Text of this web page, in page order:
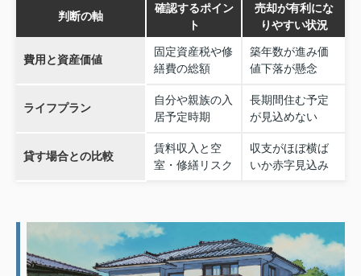
判断の軸
確認するポイン
ト
売却が有利にな
りやすい状況
費用と資産価値
固定資産税や修
繕費の総額
築年数が進み価
値下落が懸念
ライフプラン
自分や親族の入
居予定時期
長期間住む予定
が見込めない
貸す場合との比較
賃料収入と空
室・修繕リスク
収支がほぼ横ば
いか赤字見込み